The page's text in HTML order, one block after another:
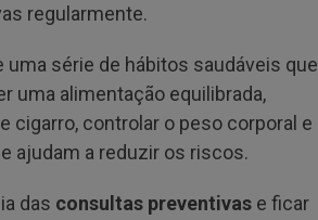
regularmente.
série de hábitos saudáveis que
uma alimentação equilibrada,
cigarro, controlar o peso corporal e
ajudam a reduzir os riscos.
das consultas preventivas e ficar